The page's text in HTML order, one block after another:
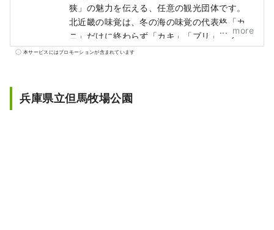
狭」の魅力を伝える、任意の観光団体です。
北近畿の味覚は、冬の海の味覚の代表格「カ
ニ」だけに終わらず「カキ」「ブリ」「フ
グ」、夏の「とり貝」「岩ガキ」「白いか」
グルメが楽しめるエリアです。 そんな、広い
北近畿を何度も訪れ、線の旅ができる情報発
more
本サービスにはプロモーションが含まれています
兵庫県立但馬牧場公園